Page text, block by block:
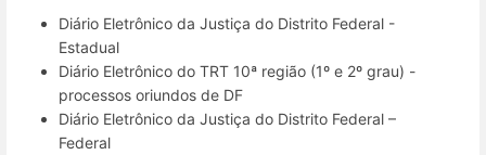
Diário Eletrônico da Justiça do Distrito Federal -
Estadual
Diário Eletrônico do TRT 10ª região (1º e 2º grau) -
processos oriundos de DF
Diário Eletrônico da Justiça do Distrito Federal –
Federal